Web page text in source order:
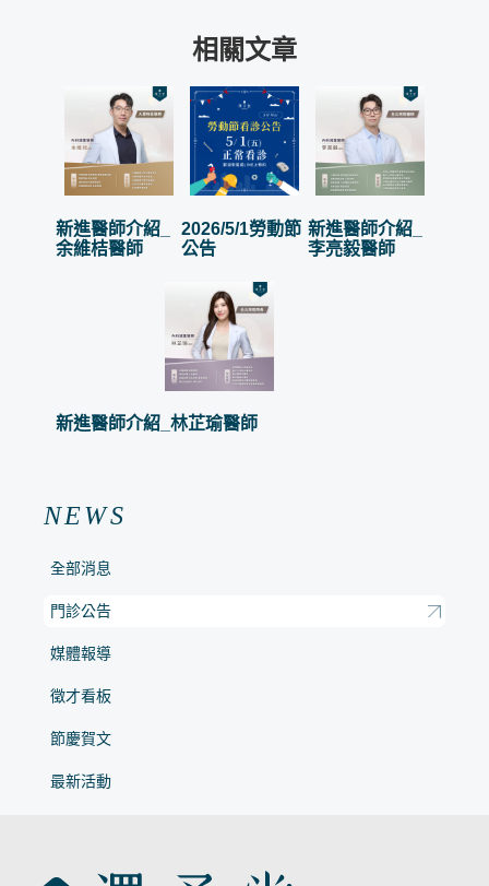
NEWS
全部消息
門診公告
媒體報導
徵才看板
節慶賀文
最新活動
相關文章
新進醫師介紹_
余維桔醫師
2026/5/1勞動節
公告
新進醫師介紹_
李亮毅醫師
新進醫師介紹_林芷瑜醫師